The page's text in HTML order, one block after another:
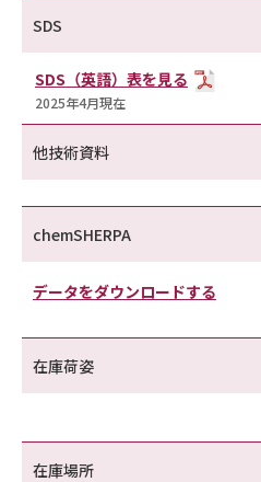
SDS
SDS（英語）表を見る
2025年4月現在
他技術資料
chemSHERPA
データをダウンロードする
在庫荷姿
在庫場所